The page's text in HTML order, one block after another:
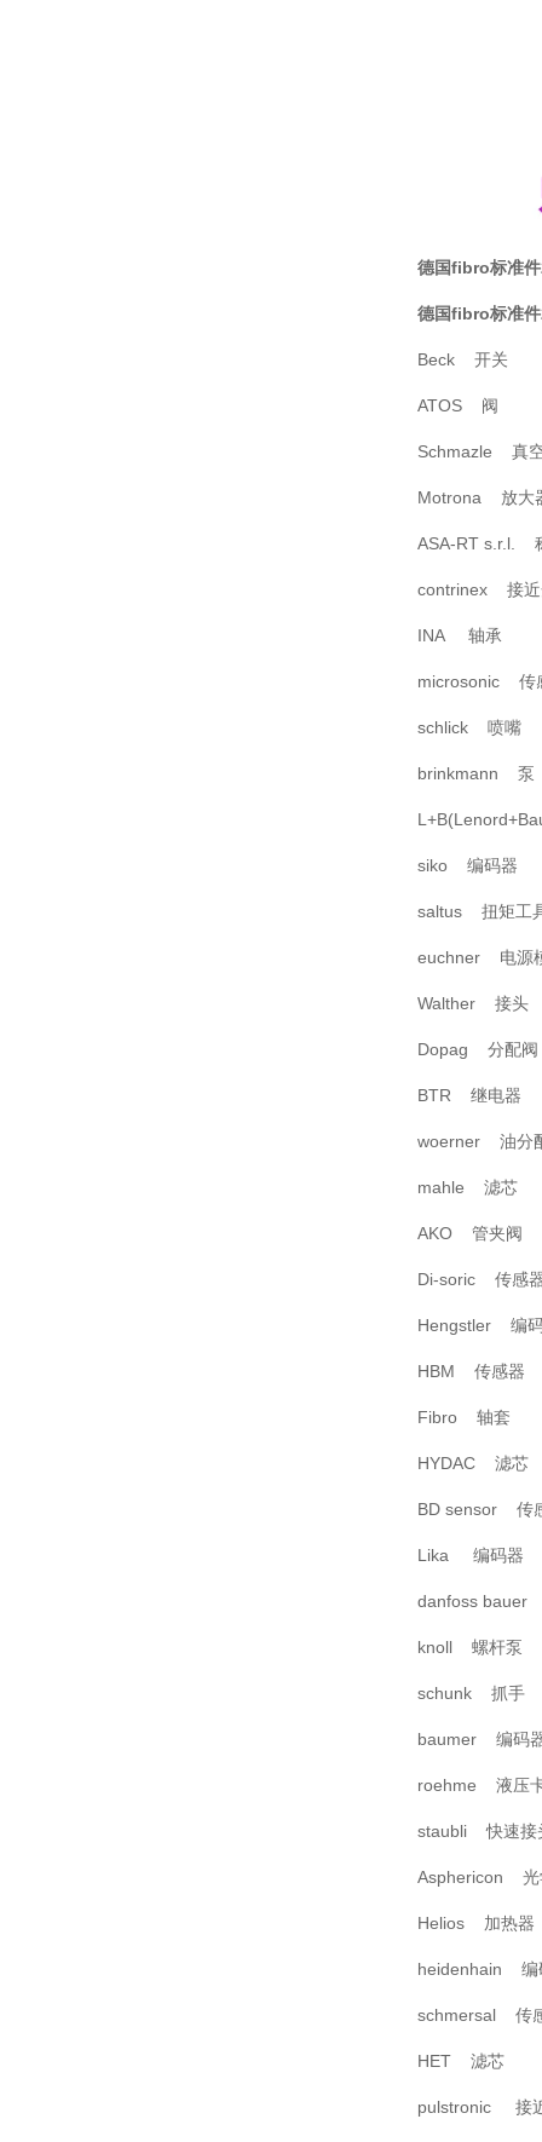
德国fibro标准
德国fibro标准
Beck 开关
ATOS 阀
Schmazle 真
Motrona 放大
ASA-RT s.r.l.
contrinex 接近
INA 轴承
microsonic 传
schlick 喷嘴
brinkmann 泵
siko 编码器
saltus 扭矩工
euchner 电源
Walther 接头
Dopag 分配阀
BTR 继电器
woerner 油分
mahle 滤芯
AKO 管夹阀
Di-soric 传感
Hengstler 编
HBM 传感器
Fibro 轴套
HYDAC 滤芯
BD sensor 传
Lika 编码器
danfoss bauer
knoll 螺杆泵
schunk 抓手
baumer 编码
roehme 液压
staubli 快速接
Asphericon 光
Helios 加热器
heidenhain 编
schmersal 传
HET 滤芯
pulstronic 接